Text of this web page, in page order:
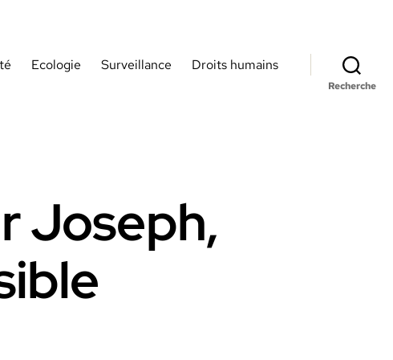
Ecologie Surveillance Droits humains
Recherche
Joseph,